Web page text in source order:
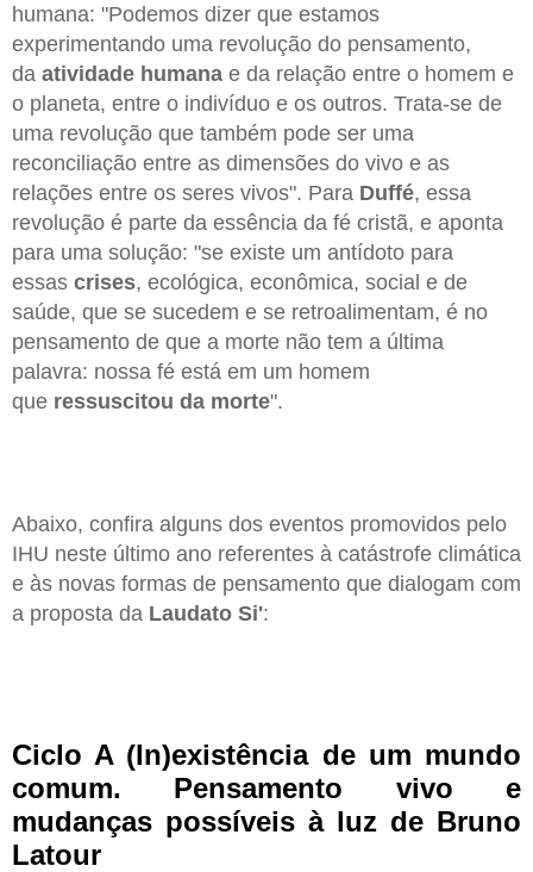
humana: "Podemos dizer que estamos
experimentando uma revolução do pensamento,
da atividade humana e da relação entre o homem e
o planeta, entre o indivíduo e os outros. Trata-se de
uma revolução que também pode ser uma
reconciliação entre as dimensões do vivo e as
relações entre os seres vivos". Para Duffé, essa
revolução é parte da essência da fé cristã, e aponta
para uma solução: "se existe um antídoto para
essas crises, ecológica, econômica, social e de
saúde, que se sucedem e se retroalimentam, é no
pensamento de que a morte não tem a última
palavra: nossa fé está em um homem
que ressuscitou da morte".
Abaixo, confira alguns dos eventos promovidos pelo
IHU neste último ano referentes à catástrofe climática
e às novas formas de pensamento que dialogam com
a proposta da Laudato Si':
Ciclo A (In)existência de um mundo
comum. Pensamento vivo e
mudanças possíveis à luz de Bruno
Latour